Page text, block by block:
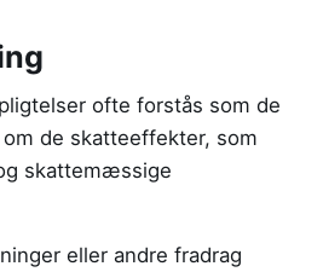
ofte forstås som de
de skatteeffekter, som
skattemæssige
eller andre fradrag